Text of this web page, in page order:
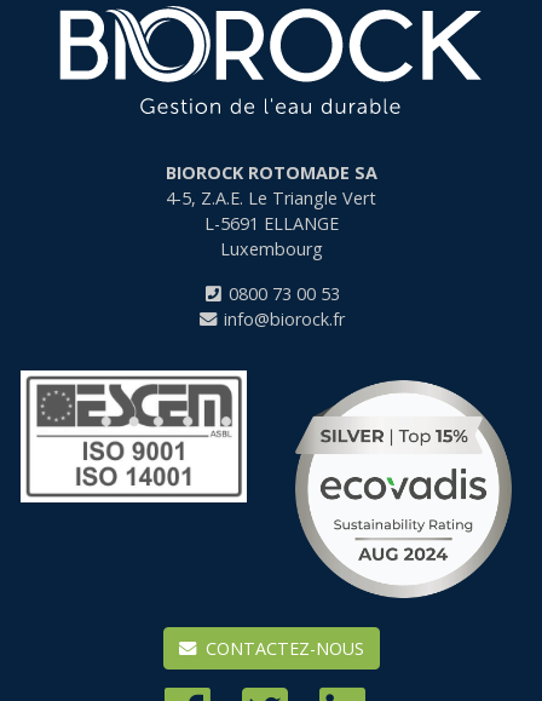
BIOROCK ROTOMADE SA
4-5, Z.A.E. Le Triangle Vert
L-5691 ELLANGE
Luxembourg
0800 73 00 53
info@biorock.fr
CONTACTEZ-NOUS